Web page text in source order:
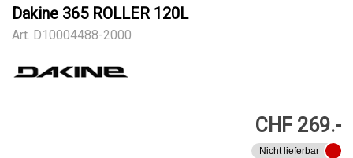
Dakine 365 ROLLER 120L
Art. D10004488-2000
CHF 269.-
Nicht lieferbar